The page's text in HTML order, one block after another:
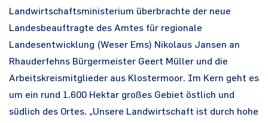
Landwirtschaftsministerium überbrachte der neue
Landesbeauftragte des Amtes für regionale
Landesentwicklung (Weser Ems) Nikolaus Jansen an
Rhauderfehns Bürgermeister Geert Müller und die
Arbeitskreismitglieder aus Klostermoor. Im Kern geht es
um ein rund 1.600 Hektar großes Gebiet östlich und
südlich des Ortes. „Unsere Landwirtschaft ist durch hohe